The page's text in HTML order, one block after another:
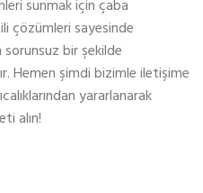
sunmak için çaba
çözümleri sayesinde
bir şekilde
Hemen şimdi bizimle iletişime
yararlanarak
alın!